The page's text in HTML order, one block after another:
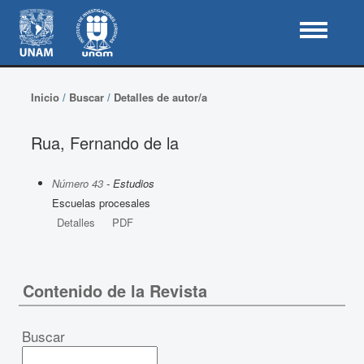
Inicio/ Buscar/ Detalles de autor/a
Rua, Fernando de la
Número 43- Estudios
Escuelas procesales
Detalles
PDF
Contenido de la Revista
Buscar